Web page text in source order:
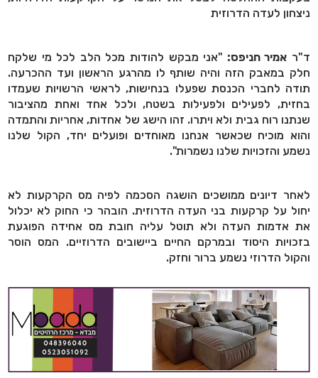
ניצחון לעדה הדרוזית
ד"ראמיר חניפס:"אני מבקש להודות מכל הלב לכל מי שלקח
חלק במאבק הזה והיה שותף לו מהרגע הראשון ועד ההכרעה.
תודה לחברי הכנסת שפעלו בנחישות, לראשי הרשויות שעמדו
בחזית, לפעילים ולפעילות בשטח, ולכל אחד ואחת מהציבור
שנתנו רוח גבית ולא ויתרו. זהו הישג של אחדות, אחריות והתמדה
והוא מוכיח שכאשר אנחנו מאוחדים ופועלים יחד, הקול שלנו
נשמע והזכויות שלנו נשמרות".
לאחר דיונים ממושכים הושגה הסכמה לפיה מס הקרקעות לא
יחול על קרקעות בני העדה הדרוזית. הובהר כי החוק לא יכלול
את אדמות העדה ולא תוטל עליה חובת מס אחידה הפוגעת
בזכויות היסוד ובמרקם החיים ביישובים הדרוזיים. המס הוסר
והקול הדרוזי נשמע ברור וחזק.